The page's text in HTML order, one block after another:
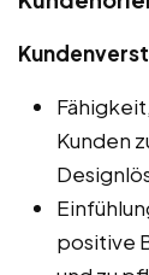
Kunden
positive